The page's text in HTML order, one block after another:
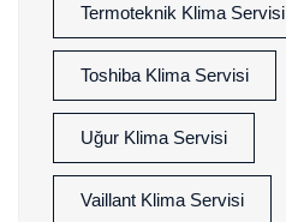
Termoteknik Klima Servisi
Toshiba Klima Servisi
Uğur Klima Servisi
Vaillant Klima Servisi